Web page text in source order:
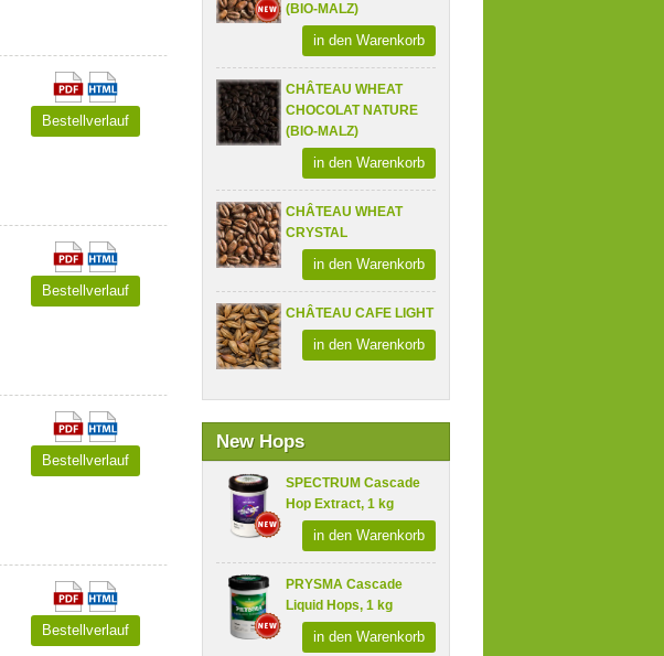
(BIO-MALZ)
in den Warenkorb
CHÂTEAU WHEAT
CHOCOLAT NATURE
(BIO-MALZ)
in den Warenkorb
CHÂTEAU WHEAT
CRYSTAL
in den Warenkorb
CHÂTEAU CAFE LIGHT
in den Warenkorb
New Hops
SPECTRUM Cascade
Hop Extract, 1 kg
in den Warenkorb
PRYSMA Cascade
Liquid Hops, 1 kg
in den Warenkorb
Bestellverlauf
Bestellverlauf
Bestellverlauf
Bestellverlauf